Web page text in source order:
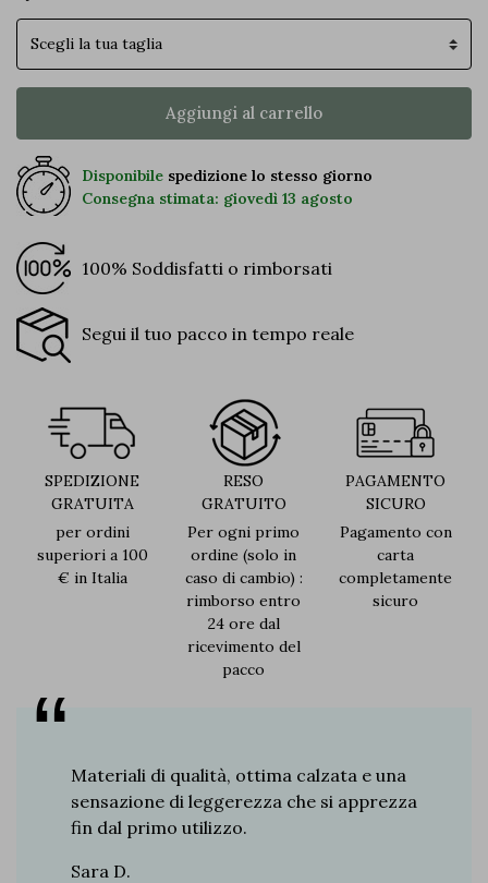
Pointures
Aggiungi al carrello
Disponibile spedizione lo stesso giorno
Consegna stimata: giovedì 13 agosto
100% Soddisfatti o rimborsati
Segui il tuo pacco in tempo reale
SPEDIZIONE
GRATUITA
per ordini
superiori a 100
€ in Italia
RESO
GRATUITO
Per ogni primo
ordine (solo in
caso di cambio) :
rimborso entro
24 ore dal
ricevimento del
pacco
PAGAMENTO
SICURO
Pagamento con
carta
completamente
sicuro
Materiali di qualità, ottima calzata e una
sensazione di leggerezza che si apprezza
fin dal primo utilizzo.
Sara D.